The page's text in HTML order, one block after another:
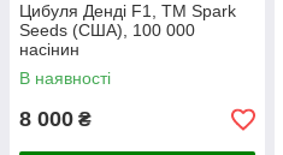
Цибуля Денді F1, ТМ Spark
Seeds (США), 100 000
насінин
В наявності
8 000 ₴